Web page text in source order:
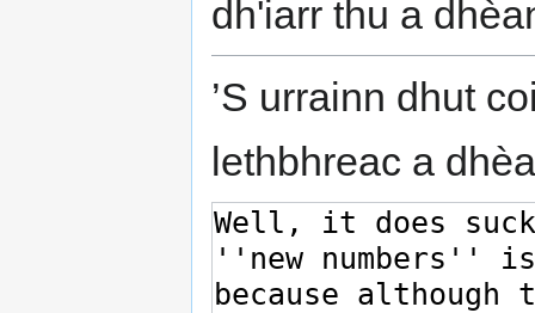
dh'iarr thu a
’S urrainn dhut
lethbhreac a